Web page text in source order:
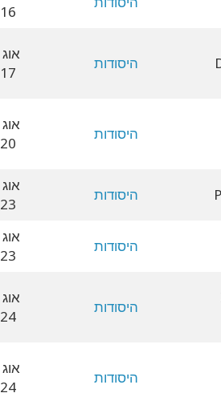
16 אוג 2026
14 אוג 2026
17 אוג 2026
היסודות
17 אוג 2026
20 אוג 2026
היסודות
20 אוג 2026
23 אוג 2026
היסודות
20 אוג 2026
23 אוג 2026
היסודות
21 אוג 2026
24 אוג 2026
היסודות
21 אוג 2026
24 אוג 2026
היסודות